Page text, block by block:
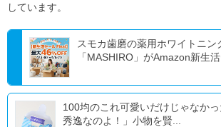
しています。
スモカ歯磨の薬用ホワイトニン
「MASHIRO」がAmazon新生
100均のこれ可愛いだけじゃなか
秀逸なのよ！」小物を賢...